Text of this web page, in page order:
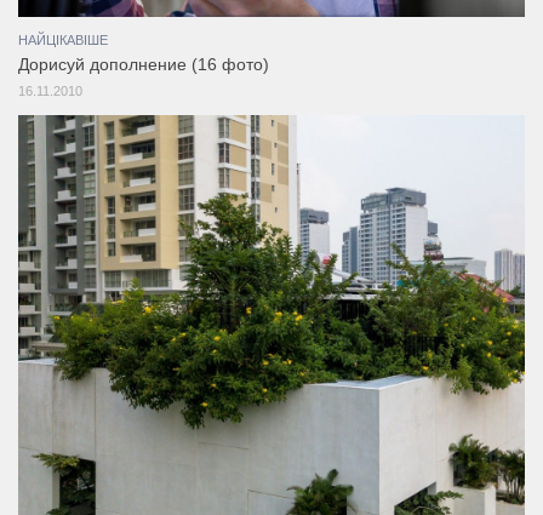
НАЙЦІКАВІШЕ
Дорисуй дополнение (16 фото)
16.11.2010